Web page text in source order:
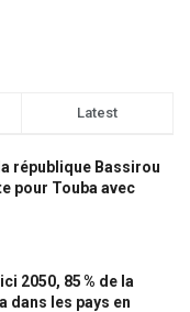
Latest
république Bassirou
pour Touba avec
2050, 85 % de la
dans les pays en